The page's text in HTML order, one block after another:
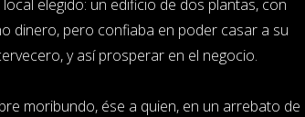
elegido: un edificio de dos plantas, con
dinero, pero confiaba en poder casar a su
y así prosperar en el negocio.
moribundo, ése a quien, en un arrebato de